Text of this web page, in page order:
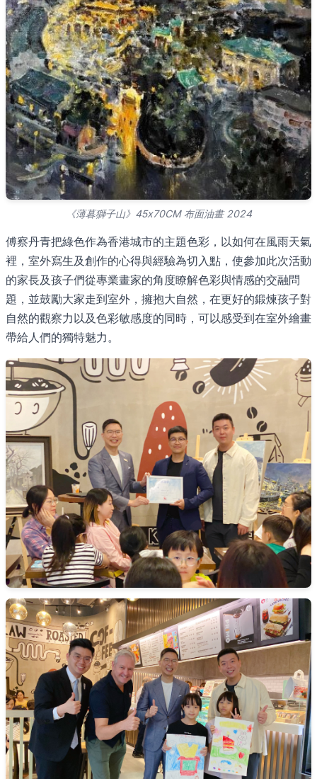
《薄暮獅子山》45x70CM 布面油畫 2024
傅察丹青把綠色作為香港城市的主題色彩，以如何在風雨天氣
裡，室外寫生及創作的心得與經驗為切入點，使參加此次活動
的家長及孩子們從專業畫家的角度瞭解色彩與情感的交融問
題，並鼓勵大家走到室外，擁抱大自然，在更好的鍛煉孩子對
自然的觀察力以及色彩敏感度的同時，可以感受到在室外繪畫
帶給人們的獨特魅力。